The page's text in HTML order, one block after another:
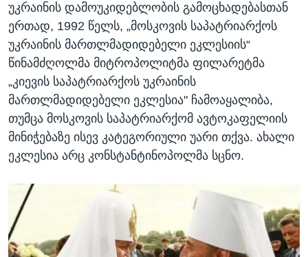
უკრაინის დამოუკიდებლობის გამოცხადებასთან
ერთად, 1992 წელს, „მოსკოვის საპატრიარქოს
უკრაინის მართლმადიდებელი ეკლესიის“
წინამძღოლმა მიტროპოლიტმა ფილარეტმა
„კიევის საპატრიარქოს უკრაინის
მართლმადიდებელი ეკლესია" ჩამოაყალიბა,
თუმცა მოსკოვის საპატრიარქომ ავტოკაფელიის
მინიჭებაზე ისევ კატეგორიული უარი თქვა. ახალი
ეკლესია არც კონსტანტინოპოლმა სცნო.